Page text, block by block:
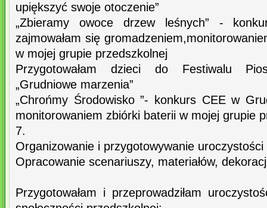
upiększyć swoje otoczenie”
„Zbieramy owoce drzew leśnych” -
zajmowałam się
w mojej grupie przedszkolnej
Przygotowałam dzieci do Festiwalu
„Grudniowe marzenia”
„Chrońmy Środowisko ”- konkurs CEE w
monitorowaniem zbiórki baterii w mojej grupie
7.
Organizowanie i przygotowywanie
Opracowanie scenariuszy, materiałów,
Przygotowałam i przeprowadziłam